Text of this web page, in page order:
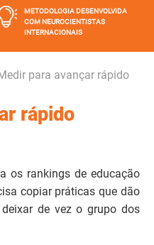
METODOLOGIA DESENVOLVIDA
COM NEUROCIENTISTAS
INTERNACIONAIS
para avançar rápido
rápido
os rankings de educação
copiar práticas que dão
de vez o grupo dos